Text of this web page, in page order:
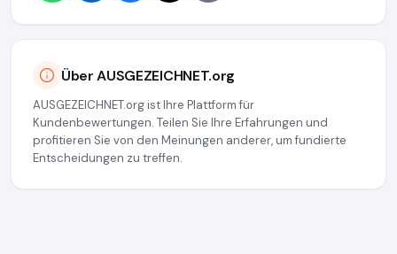
Über AUSGEZEICHNET.org
AUSGEZEICHNET.org ist Ihre Plattform für
Kundenbewertungen. Teilen Sie Ihre Erfahrungen und
profitieren Sie von den Meinungen anderer, um fundierte
Entscheidungen zu treffen.